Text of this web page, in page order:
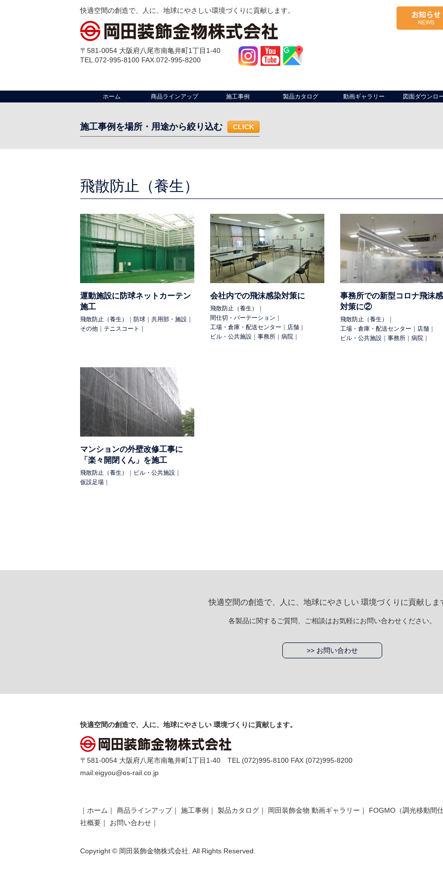
快適空間の創造で、人に、地球にやさしい環境づくりに貢献します。
〒581-0054 大阪府八尾市南亀井町1丁目1-40
TEL.072-995-8100 FAX.072-995-8200
ホーム 商品ラインアップ 施工事例 製品カタログ 動画ギャラリー 図面ダウンロ
施工事例を場所・用途から絞り込む CLICK
室
事務所 その他
店舗 テラス 出入口・開口部 外部壁面サイン 軒先 什器 店内座席仕切り 複合施設区画 防煙垂壁
ビル・公共施設 ゴミ置場 マンションベランダ 共用部・施設 駐車場・駐輪場 幼稚園 病院 仮設足場
住宅 カーポート テラス ベランダ その他
その他 太陽光 トラック 水耕栽培 農業ハウス 養殖場 船舶 外部設備 手摺 テニスコート
用 途:
け
防球 防犯 飛散防止（養生） 商品吊下げ 工具吊（マテハン） 可動パーテーション
間仕切・
除け（台風）
店舗の庇 シートシャッター 仮設足場出入口
検 索:
飛散防止（養生）
運動施設に防球ネットカーテン
施工
飛散防止（養生） 防球 共用部・施設
その他
テニスコート
会社内での飛沫感染対策に
飛散防止（養生）
間仕切・パーテーション
工場・倉庫・配送センター
店舗
ビル・公共施設
事務所 病院
事務所での新型コロナ飛沫
対策に②
飛散防止（養生）
工場・倉庫・配送センター
店舗
ビル・公共施設
事務所 病院
マンションの外壁改修工事に
「楽々開閉くん」を施工
飛散防止（養生） ビル・公共施設
仮設足場
快適空間の創造で、人に、地球にやさしい 環境づくりに貢献しま
各製品に関するご質問、ご相談はお気軽にお問い合わせください。
>> お問い合わせ
快適空間の創造で、人に、地球にやさしい 環境づくりに貢献します。
〒581-0054 大阪府八尾市南亀井町1丁目1-40 TEL (072)995-8100 FAX (072)995-8200
mail:eigyou@os-rail.co.jp
｜ ホーム ｜ 商品ラインアップ｜ 施工事例 ｜ 製品カタログ ｜ 岡田装飾金物 動画ギャラリー ｜ FOGMO（調光移動間
社概要 ｜ お問い合わせ ｜
Copyright © 岡田装飾金物株式会社. All Rights Reserved.